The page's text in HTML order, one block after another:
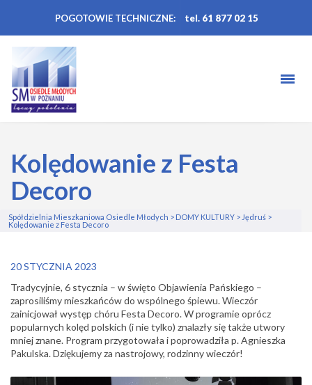
POGOTOWIE TECHNICZNE: tel. 61 877 02 15
Kolędowanie z Festa
Decoro
Spółdzielnia Mieszkaniowa Osiedle Młodych > DOMY KULTURY > Jędruś >
Kolędowanie z Festa Decoro
20 STYCZNIA 2023
Tradycyjnie, 6 stycznia – w święto Objawienia Pańskiego –
zaprosiliśmy mieszkańców do wspólnego śpiewu. Wieczór
zainicjował występ chóru Festa Decoro. W programie oprócz
popularnych kolęd polskich (i nie tylko) znalazły się także utwory
mniej znane. Program przygotowała i poprowadziła p. Agnieszka
Pakulska. Dziękujemy za nastrojowy, rodzinny wieczór!